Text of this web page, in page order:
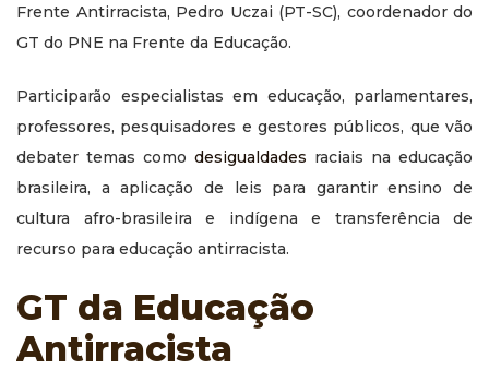
Frente Antirracista, Pedro Uczai (PT-SC), coordenador do
GT do PNE na Frente da Educação.
Participarão especialistas em educação, parlamentares,
professores, pesquisadores e gestores públicos, que vão
debater temas como desigualdades raciais na educação
brasileira, a aplicação de leis para garantir ensino de
cultura afro-brasileira e indígena e transferência de
recurso para educação antirracista.
GT da Educação
Antirracista